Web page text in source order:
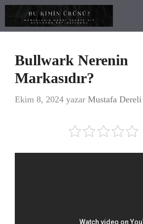
İçeriğe
Bullwark Nerenin
Markasıdır?
Ekim 8, 2024 yazar Mustafa Dereli